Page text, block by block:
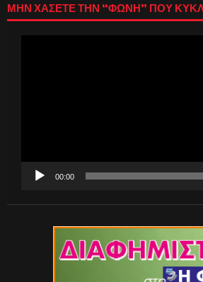
ΜΗΝ ΧΑΣΕΤΕ ΤΗΝ “ΦΩΝΗ” ΠΟΥ
00:00